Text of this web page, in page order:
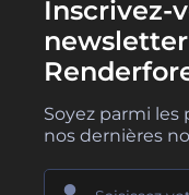
Inscrivez-
Soyez parmi les
nos dernières